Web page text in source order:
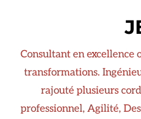
Consultant en excellence
transformations.
rajouté plusieurs
professionnel, Agilité,